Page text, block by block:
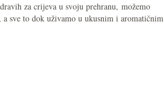
za crijeva u svoju prehranu, možemo
sve to dok uživamo u ukusnim i aromatičnim